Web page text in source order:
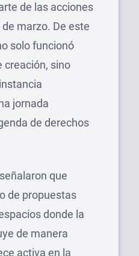
de las acciones
marzo. De este
solo funcionó
creación, sino
jornada
de derechos
que
de propuestas
donde la
de manera
activa en la